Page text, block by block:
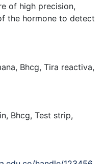
of high precision,
the hormone to detect
, Bhcg, Tira reactiva,
, Bhcg, Test strip,